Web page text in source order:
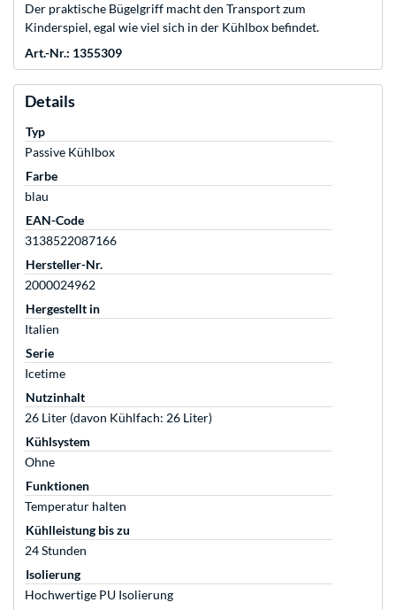
Der praktische Bügelgriff macht den Transport zum
Kinderspiel, egal wie viel sich in der Kühlbox befindet.
Art.-Nr.: 1355309
Details
Typ
Passive Kühlbox
Farbe
blau
EAN-Code
3138522087166
Hersteller-Nr.
2000024962
Hergestellt in
Italien
Serie
Icetime
Nutzinhalt
26 Liter (davon Kühlfach: 26 Liter)
Kühlsystem
Ohne
Funktionen
Temperatur halten
Kühlleistung bis zu
24 Stunden
Isolierung
Hochwertige PU Isolierung